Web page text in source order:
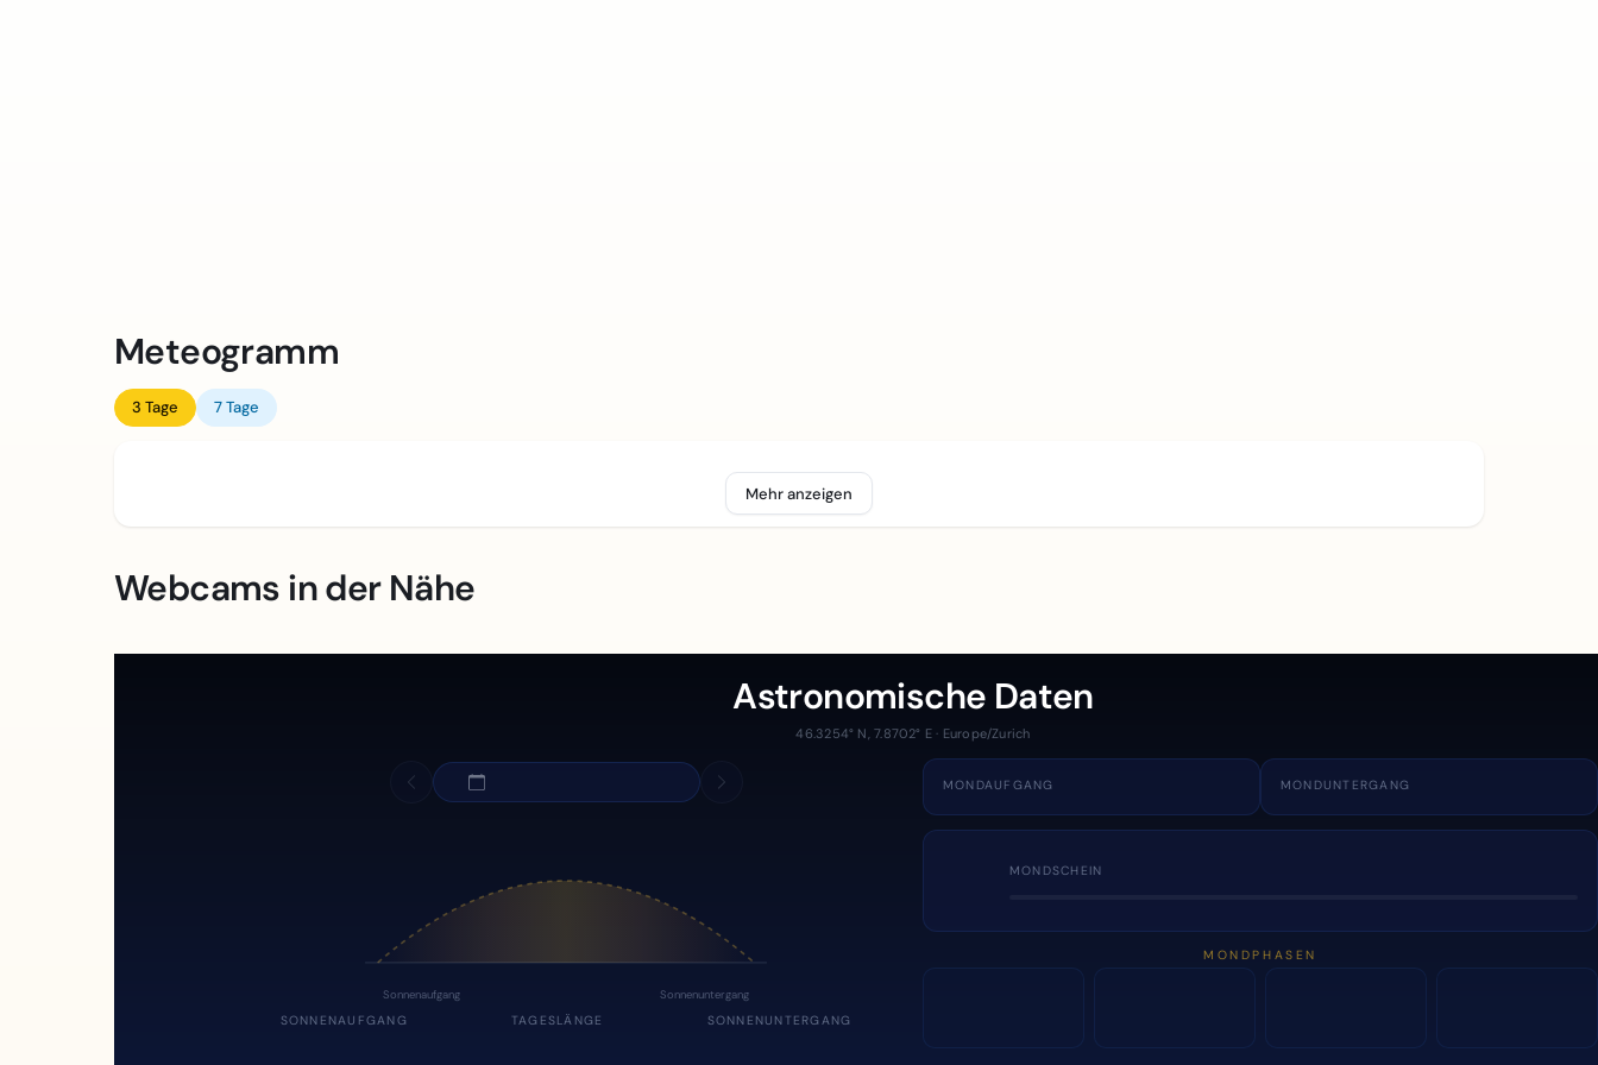
Meteogramm
3 Tage 7 Tage
Mehr anzeigen
Webcams in der Nähe
Astronomische Daten
46.3254° N, 7.8702° E · Europe/Zurich
Sonnenaufgang Sonnenuntergang
SONNENAUFGANG TAGESLÄNGE SONNENUNTERGANG
MONDAUFGANG MONDUNTERGANG
MONDSCHEIN
MONDPHASEN